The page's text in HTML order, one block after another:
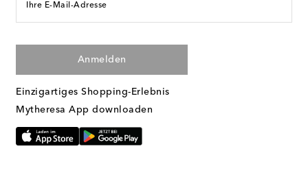
Ihre E-Mail-Adresse
Anmelden
Einzigartiges Shopping-Erlebnis
Mytheresa App downloaden